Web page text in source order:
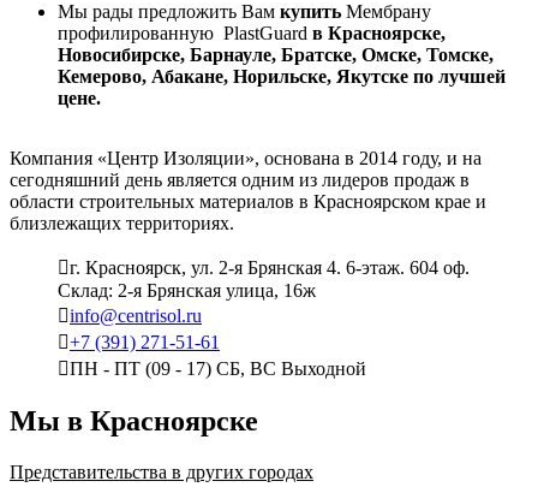
Мы рады предложить Вам купить Мембрану
профилированную PlastGuard в Красноярске,
Новосибирске, Барнауле, Братске, Омске, Томске,
Кемерово, Абакане, Норильске, Якутске по лучшей
цене.
Компания «Центр Изоляции», основана в 2014 году, и на
сегодняшний день является одним из лидеров продаж в
области строительных материалов в Красноярском крае и
близлежащих территориях.
г. Красноярск, ул. 2-я Брянская 4. 6-этаж. 604 оф.
Склад: 2-я Брянская улица, 16ж
info@centrisol.ru
+7 (391) 271-51-61
ПН - ПТ (09 - 17) СБ, ВС Выходной
Мы в Красноярске
Представительства в других городах